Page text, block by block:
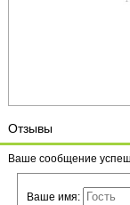
Отзывы
Ваше сообщение
Ваше имя: